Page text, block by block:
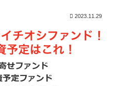
2023.11.29